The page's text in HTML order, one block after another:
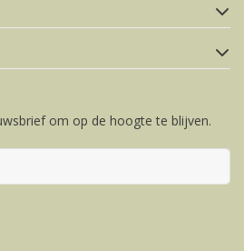
om op de hoogte te blijven.